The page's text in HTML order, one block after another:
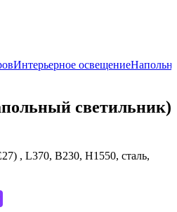
Интерьерное освещение
светильник)
, L370, B230, H1550, сталь,